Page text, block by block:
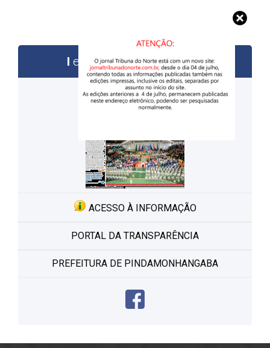
edições anteriores
ACESSO À INFORMAÇÃO
PORTAL DA TRANSPARÊNCIA
PREFEITURA DE PINDAMONHANGABA